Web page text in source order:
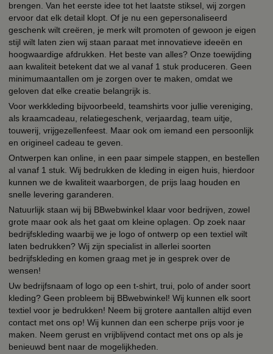
brengen. Van het eerste idee tot het laatste stiksel, wij zorgen
ervoor dat elk detail klopt. Of je nu een gepersonaliseerd
geschenk wilt creëren, je merk wilt promoten of gewoon je eigen
stijl wilt laten zien wij staan paraat met innovatieve ideeën en
hoogwaardige afdrukken. Het beste van alles? Onze toewijding
aan kwaliteit betekent dat we al vanaf 1 stuk produceren. Geen
minimumaantallen om je zorgen over te maken, omdat we
geloven dat elke creatie belangrijk is.
Voor werkkleding bijvoorbeeld, teamshirts voor jullie vereniging,
als kraamcadeau, relatiegeschenk, verjaardag, team uitje,
touwerij, vrijgezellenfeest. Maar ook om iemand een persoonlijk
en origineel cadeau te geven.
Ontwerpen kan online, in een paar simpele stappen, en bestellen
al vanaf 1 stuk. Wij bedrukken de kleding in eigen huis, hierdoor
kunnen we de kwaliteit waarborgen, de prijs laag houden en
snelle levering garanderen.
Natuurlijk staan wij bij BBwebwinkel klaar voor bedrijven, zowel
grote maar ook als het gaat om kleine oplagen. Op zoek naar
bedrijfskleding waarbij we je logo of ontwerp op een textiel wilt
laten bedrukken? Wij zijn specialist in allerlei soorten
bedrijfskleding en komen graag met je in gesprek over de
wensen!
Uw bedrijfsnaam of logo op een t-shirt, trui, polo of ander soort
kleding? Geen probleem bij BBwebwinkel! Wij kunnen elk soort
textiel voor je bedrukken! Neem bij grotere aantallen altijd even
contact met ons op! Wij kunnen dan een scherpe prijs voor je
maken. Neem gerust en vrijblijvend contact met ons op als je
benieuwd bent naar de mogelijkheden.